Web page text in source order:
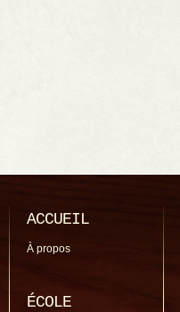
ACCUEIL
À propos
ÉCOLE